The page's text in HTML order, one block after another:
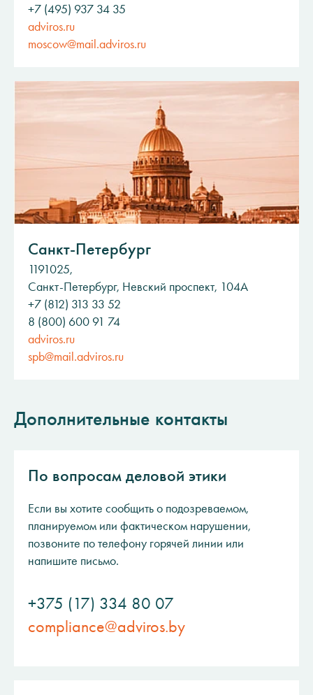
+7 (495) 937 34 35
adviros.ru
moscow@mail.adviros.ru
Санкт-Петербург
1191025,
Санкт-Петербург, Невский проспект, 104А
+7 (812) 313 33 52
8 (800) 600 91 74
adviros.ru
spb@mail.adviros.ru
Дополнительные контакты
По вопросам деловой этики
Если вы хотите сообщить о подозреваемом,
планируемом или фактическом нарушении,
позвоните по телефону горячей линии или
напишите письмо.
+375 (17) 334 80 07
compliance@adviros.by